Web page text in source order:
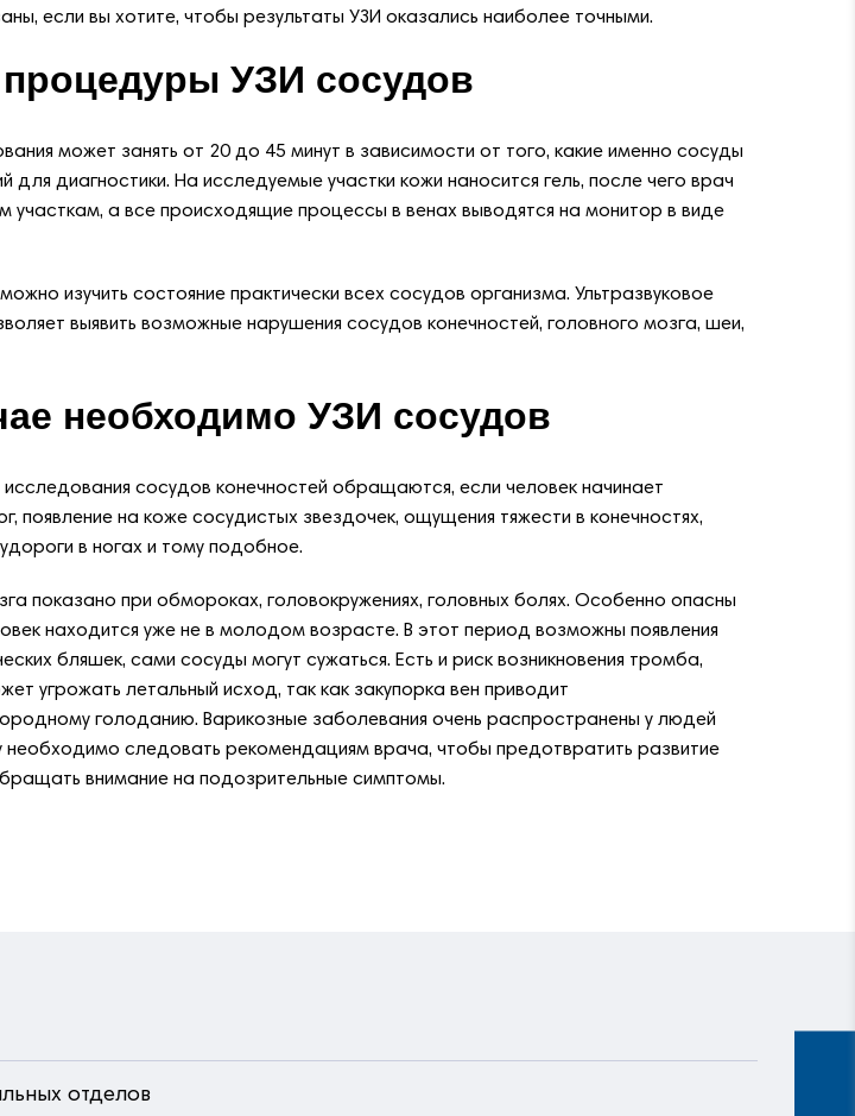
если вы хотите, чтобы результаты УЗИ оказались наиболее точными.
УЗИ сосудов
может занять от 20 до 45 минут в зависимости от того, какие именно сосуды
для диагностики. На исследуемые участки кожи наносится гель, после чего врач
участкам, а все происходящие процессы в венах выводятся на монитор в виде
изучить состояние практически всех сосудов организма. Ультразвуковое
выявить возможные нарушения сосудов конечностей, головного мозга, шеи,
необходимо УЗИ сосудов
сосудов конечностей обращаются, если человек начинает
появление на коже сосудистых звездочек, ощущения тяжести в конечностях,
в ногах и тому подобное.
показано при обмороках, головокружениях, головных болях. Особенно опасны
находится уже не в молодом возрасте. В этот период возможны появления
бляшек, сами сосуды могут сужаться. Есть и риск возникновения тромба,
угрожать летальный исход, так как закупорка вен приводит
голоданию. Варикозные заболевания очень распространены у людей
следовать рекомендациям врача, чтобы предотвратить развитие
внимание на подозрительные симптомы.
отделов